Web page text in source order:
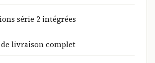
série 2 intégrées
de livraison complet